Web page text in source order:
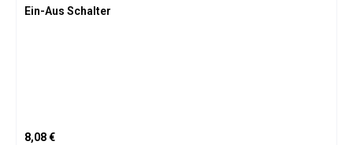
Ein-Aus Schalter
Regulärer Preis:
8,08 €